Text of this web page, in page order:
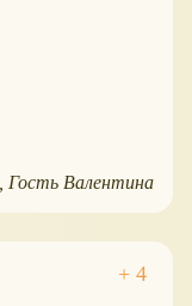
Гость Валентина